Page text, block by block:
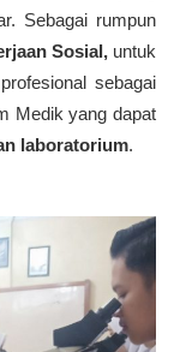
Sebagai rumpun
Sosial,untuk
sebagai
Medik yang dapat
laboratorium.